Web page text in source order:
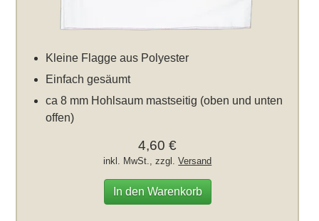
Kleine Flagge aus Polyester
Einfach gesäumt
ca 8 mm Hohlsaum mastseitig (oben und unten
offen)
4,60 €
inkl. MwSt., zzgl.Versand
In den Warenkorb